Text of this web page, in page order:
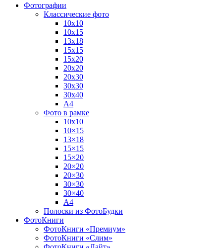
Фотографии
Классические фото
10х10
10х15
13х18
15х15
15х20
20х20
20х30
30х30
30х40
А4
Фото в рамке
10х10
10×15
13×18
15×15
15×20
20×20
20×30
30×30
30×40
A4
Полоски из ФотоБудки
ФотоКниги
ФотоКниги «Премиум»
ФотоКниги «Слим»